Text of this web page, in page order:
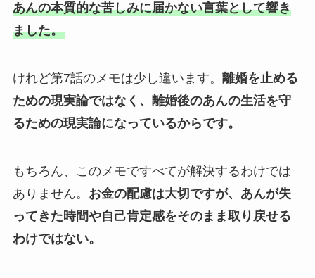
あんの本質的な苦しみに届かない言葉として響き
ました。
けれど第7話のメモは少し違います。 離婚を止める
ための現実論ではなく、離婚後のあんの生活を守
るための現実論になっているからです。
もちろん、このメモですべてが解決するわけでは
ありません。 お金の配慮は大切ですが、あんが失
ってきた時間や自己肯定感をそのまま取り戻せる
わけではない。